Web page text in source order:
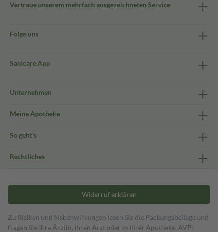
Vertraue unserem mehrfach ausgezeichneten Service
Folge uns
Sanicare App
Unternehmen
Meine Apotheke
So geht's
Rechtliches
Widerruf erklären
Zu Risiken und Nebenwirkungen lesen Sie die Packungsbeilage und
fragen Sie Ihre Ärztin, Ihren Arzt oder in Ihrer Apotheke. AVP: